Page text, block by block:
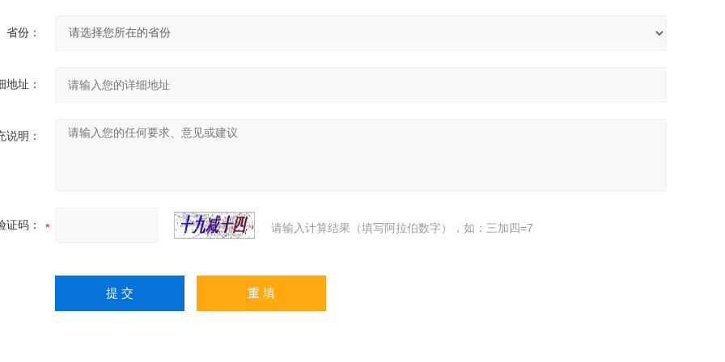
省份：
地址：
说明：
证码： 请输入计算结果（填写阿拉伯数字），如：三加四=7